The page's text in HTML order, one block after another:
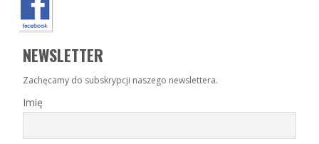
NEWSLETTER
Zachęcamy do subskrypcji naszego newslettera.
Imię